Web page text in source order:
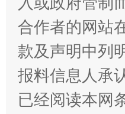
站台名比不上好
合作者的网站
款及声明中列
报料信息人承
已经阅读本网